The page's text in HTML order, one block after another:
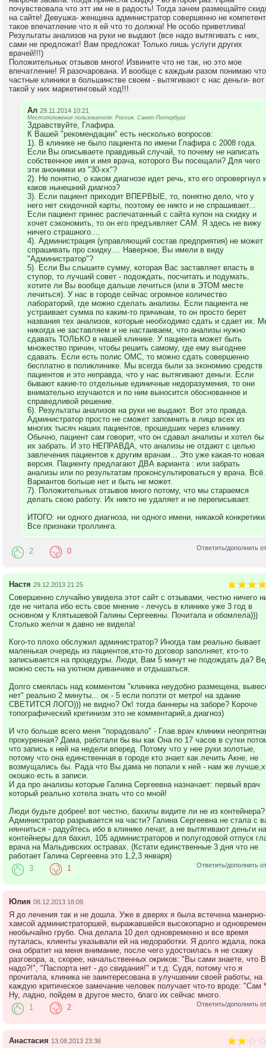
почувствовала что этт им не в радость! Тогда зачем размещайте
на сайте! Девушка- женщина администратор совершенно не
такое впечатление что я ей что то должна! Не особо приветлива!
Результаты анализов на руки не выдают (все надо вытягивать с них,
сами не предложат! Вам предложат Только лишь услуги других
врачей!!!)
Положительных отзывов много! Извините что не так, но это мое
впечатление! Я разочарована. И вообще с каждым разом понимаю что
частные клиники в большинстве своем - вытягивают с нас деньги- вот
такой у них маркетинговый ход!!!
Ал 29.11.2014 10:21
Местоположение пользователя: Россия, Санкт-Петербург
Здравствуйте, Глафира.
К Вашей "рекомендации" есть несколько вопросов:
1). В клинике не было пациента по имени Глафира с 2008 года.
Если Вы описываете правдивый случай, то почему не написать
собственное имя и имя врача, которого Вы посещали? Для чего
эти анонимки из "30-хх"?
2). Не понятно, о каком диагнозе идет речь, кто его опровергнул
каков нынешний диагноз?
3). Если пациент приходит ВПЕРВЫЕ, то, понятно дело, что у
него нет скидочной карты, поэтому ее никто и не спрашивает...
Если пациент принес распечатанный с сайта купон на скидку и
хочет сэкономить, то он его предъявляет САМ. Я здесь не вижу
ничего страшного....
4). Администрация (управляющий состав предприятия) не может
спрашивать про скидку.... Наверное, Вы имели в виду
"Администратор"?
5). Если Вы слышите сумму, которая Вас заставляет впасть в
ступор, то лучший совет - подождать, посчитать и подумать,
хотите ли Вы вообще дальше лечиться (или в ЭТОМ месте
лечиться). У нас в городе сейчас огромное количество
лабораторий, где можно сделать анализы. Если пациента не
устраивает сумма по каким-то причинам, то он просто берет
названия тех анализов, которые необходимо сдать и сдает их.
никогда не заставляем и не настаиваем, что анализы нужно
сдавать ТОЛЬКО в нашей клинике. У пациента может быть
множество причин, чтобы решить самому, где ему выгоднее
сдавать. Если есть полис ОМС, то можно сдать совершенно
бесплатно в поликлинике. Мы всегда были за экономию средств
пациентов и это неправда, что у нас вытягивают деньги. Если
бывают какие-то отдельные единичные недоразумения, то они
внимательно изучаются и по ним выносится обоснованное и
справедливой решение.
6). Результаты анализов на руки не выдают. Вот это правда.
Администратор просто не сможет запомнить в лицо всех из
многих тысяч наших пациентов, прошедших через клинику.
Обычно, пациент сам говорит, что он сдавал анализы и хотел бы
их забрать. И это НЕПРАВДА, что анализы не отдают с целью
завлечения пациентов к другим врачам... Это уже какая-то новая
версия. Пациенту предлагают ДВА варианта : или забрать
анализы или по результатам проконсультироваться у врача. Всё.
Вариантов больше нет и быть не может.
7). Положительных отзывов много потому, что мы стараемся
делать свою работу. Их никто не удаляет и не переписывает.
ИТОГО: ни одного диагноза, ни одного имени, никакой
Все признаки троллинга.
Ответить/дополнить
2 0
Настя 29.12.2013 21:25
Совершенно случайно увидела этот сайт с отзывами, честно ничего
где не читала ибо есть свое мнение - лечусь в клинике уже 3 год в
основном у Клятышевой Галины Сергеевны. Почитала и обомлела)))
Столько желчи я давно не видела!
Кого-то плохо обслужил администратор? Иногда там реально бывает
маленькая очередь из пациентов,кто-то договор заполняет, кто-то
записывается на процедуры. Люди, Вам 5 минут не подождать да?
можно сесть на уютном диванчике и отдышаться.
Долго смеялась над комментом "клиника неудобно размещена,
нет" реально 2 минуты... ок - 5 если ползти от метро! на здание
СВЕТИТСЯ ЛОГО))) не видно? Ок! тогда баннеры на заборе? Короче
топографический кретинизм это не комментарий,а диагноз)
И что больше всего меня "порадовало" - Глав.врач клиники
прокуренная? Дама, работали бы вы как Она по 17 часов в сутки
что запись к ней на недели вперед. Потому что у нее руки золотые,
потому что она единственная в городе кто знает как лечить Акне, не
возмущались бы. Рада что Вы дама не попали к ней - нам же
окошко есть в записи.
И да про анализы которые Галина Сергеевна назначает: первый врач
который реально хотела знать что со мной!
Люди будьте добрее! вот честно, бахилы видите ли не из контейнера?
Администратор разрывается на части? Галина Сергеевна не стала с
нянчиться - радуйтесь ибо в клинике лечат, а не вытягивают деньги на
контейнеры для бахил, 105 администраторов и полугодовой отпуск
врача на Мальдивских остравах. (Кстати единственные 3 дня что не
работает Галина Сергеевна это 1,2,3 января)
Ответить/дополнить
3 1
Юлия 08.12.2013 18:09
Я до лечения так и не дошла. Уже в дверях я была встечена манерно-
хамсой администраторшей, выражавшейся высокопарно и
необычайно грубо. Она делала 10 дел одновременно и все время
путалась, клиенты указывали ей на недоработки. Я долго ждала, пока
она обратит на меня внимание, после чего удостоилась я не скажу
разговора, а, скорее, начальственных окриков: "Вы сами знаете, что
надо?!", "Паспорта нет - до свидания!" и т.д. Судя, потому что я
прочитала, клиника не заинтересована в улучшении своей работы, на
каждую критическое замечание человек получает что-то вроде: "Сам
Ну, ладно, пойдем в другое место, благо их сейчас много.
Ответить/дополнить
1 2
Анастасия 13.08.2013 23:36